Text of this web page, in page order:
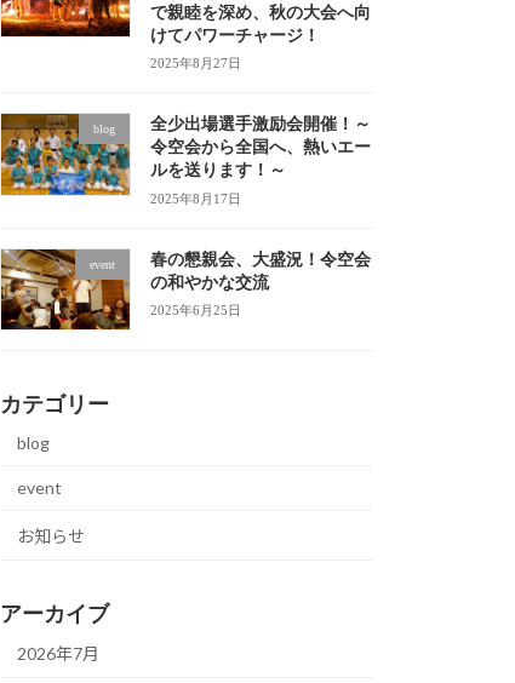
で親睦を深め、秋の大会へ向
けてパワーチャージ！
2025年8月27日
blog
全少出場選手激励会開催！～
令空会から全国へ、熱いエー
ルを送ります！～
2025年8月17日
event
春の懇親会、大盛況！令空会
の和やかな交流
2025年6月25日
カテゴリー
blog
event
お知らせ
アーカイブ
2026年7月